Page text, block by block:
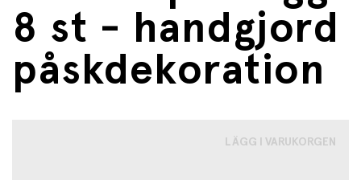
8 st - handgjord
påskdekoration
LÄGG I VARUKORGEN